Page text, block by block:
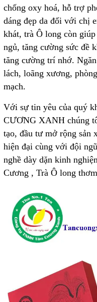
chống oxy hoá, hỗ trợ
dáng đẹp da đối với chị
khát, trà Ô long còn
ngủ, tăng cường sức đề
tăng cường trí nhớ.
lách, loãng xương,
mạch.
Với sự tin yêu của quý
CƯƠNG XANH chúng
tạo, đầu tư mở rộng sản
hiện đại cùng với đội
nghề dày dặn kinh
Cương , Trà Ô long